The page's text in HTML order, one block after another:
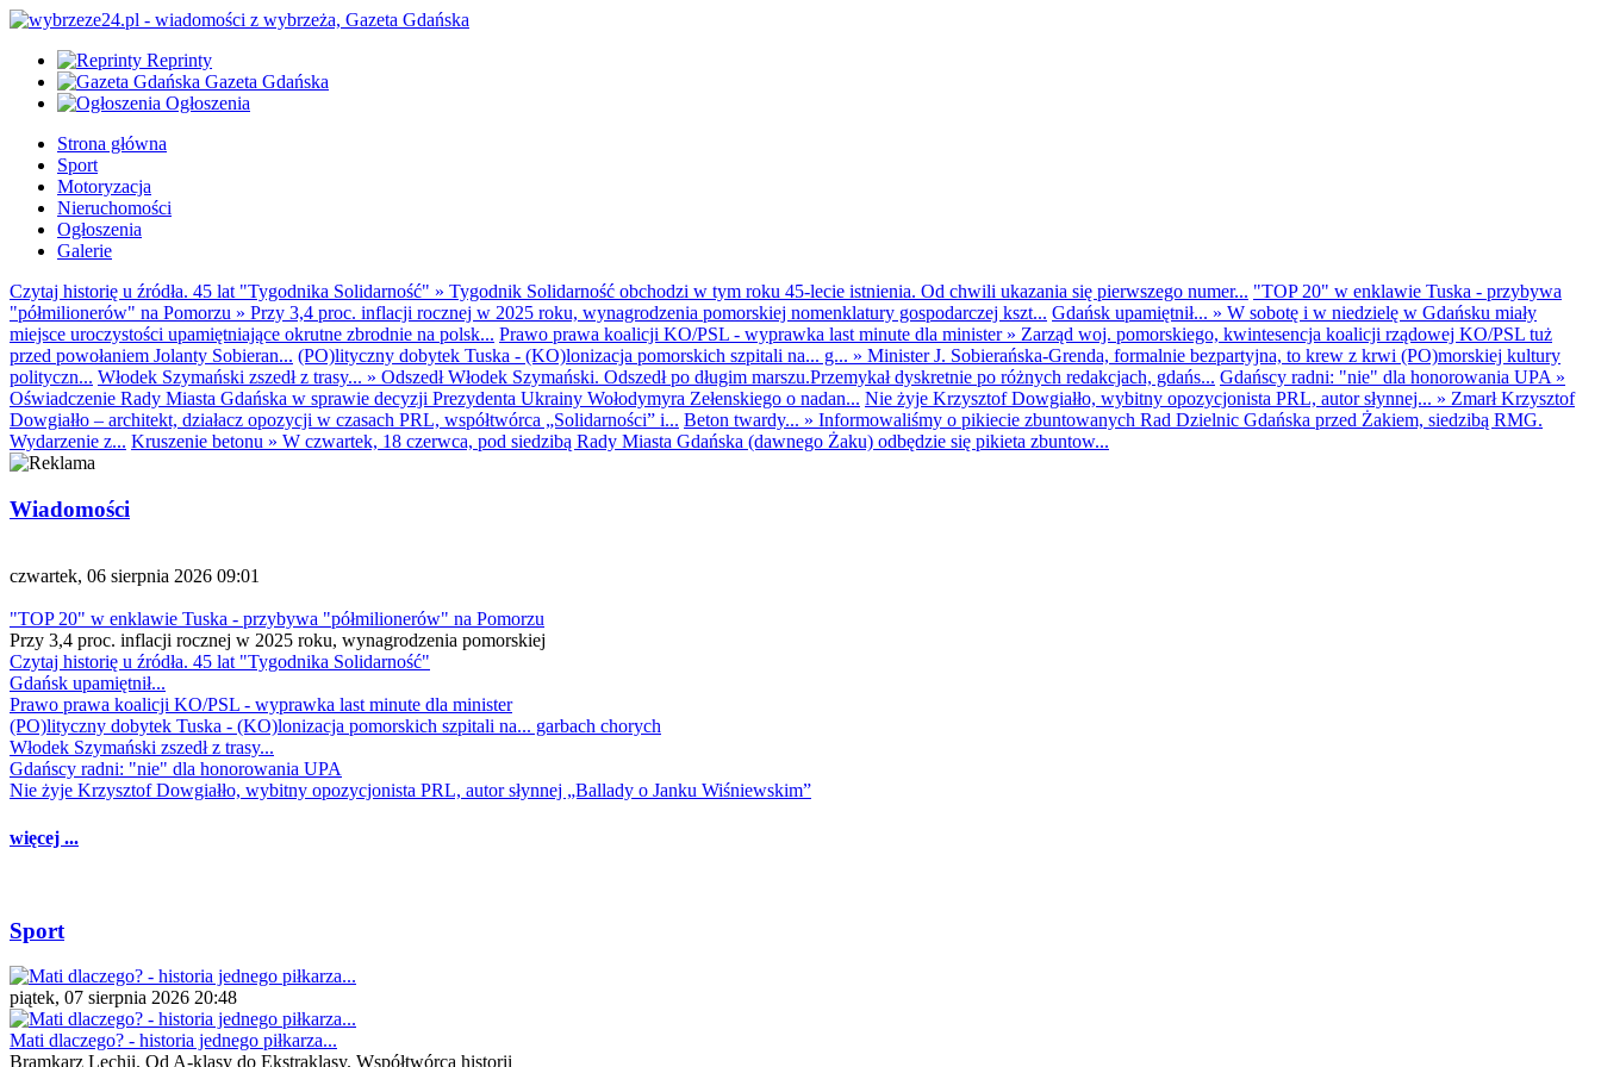
Reprinty
Gazeta Gdańska
Ogłoszenia
Strona główna
Sport
Motoryzacja
Nieruchomości
Ogłoszenia
Galerie
Czytaj historię u źródła. 45 lat "Tygodnika Solidarność" » Tygodnik Solidarność obchodzi w tym roku 45-lecie istnienia. Od chwili ukazania się pierwszego numer... "TOP 20" w enklawie Tuska - przybywa
"półmilionerów" na Pomorzu » Przy 3,4 proc. inflacji rocznej w 2025 roku, wynagrodzenia pomorskiej nomenklatury gospodarczej kszt... Gdańsk upamiętnił... » W sobotę i w niedzielę w Gdańsku miały
miejsce uroczystości upamiętniające okrutne zbrodnie na polsk... Prawo prawa koalicji KO/PSL - wyprawka last minute dla minister» Zarząd woj. pomorskiego, kwintesencja koalicji rządowej KO/PSL tuż
przed powołaniem Jolanty Sobieran... (PO)lityczny dobytek Tuska - (KO)lonizacja pomorskich szpitali na... g... » Minister J. Sobierańska-Grenda, formalnie bezpartyjna, to krew z krwi (PO)morskiej kultury
polityczn... Włodek Szymański zszedł z trasy... » Odszedł Włodek Szymański. Odszedł po długim marszu.Przemykał dyskretnie po różnych redakcjach, gdańs... Gdańscy radni: "nie" dla honorowania UPA »
Oświadczenie Rady Miasta Gdańska w sprawie decyzji Prezydenta Ukrainy Wołodymyra Zełenskiego o nadan... Nie żyje Krzysztof Dowgiałło, wybitny opozycjonista PRL, autor słynnej... » Zmarł Krzysztof
Dowgiałło – architekt, działacz opozycji w czasach PRL, współtwórca „Solidarności” i... Beton twardy... » Informowaliśmy o pikiecie zbuntowanych Rad Dzielnic Gdańska przed Żakiem, siedzibą RMG.
Wydarzenie z... Kruszenie betonu » W czwartek, 18 czerwca, pod siedzibą Rady Miasta Gdańska (dawnego Żaku) odbędzie się pikieta zbuntow...
Wiadomości
czwartek, 06 sierpnia 2026 09:01
"TOP 20" w enklawie Tuska - przybywa "półmilionerów" na Pomorzu
Przy 3,4 proc. inflacji rocznej w 2025 roku, wynagrodzenia pomorskiej
Czytaj historię u źródła. 45 lat "Tygodnika Solidarność"
Gdańsk upamiętnił...
Prawo prawa koalicji KO/PSL - wyprawka last minute dla minister
(PO)lityczny dobytek Tuska - (KO)lonizacja pomorskich szpitali na... garbach chorych
Włodek Szymański zszedł z trasy...
Gdańscy radni: "nie" dla honorowania UPA
Nie żyje Krzysztof Dowgiałło, wybitny opozycjonista PRL, autor słynnej „Ballady o Janku Wiśniewskim”
więcej ...
Sport
piątek, 07 sierpnia 2026 20:48
Mati dlaczego? - historia jednego piłkarza...
Bramkarz Lechii. Od A-klasy do Ekstraklasy. Współtwórca historii